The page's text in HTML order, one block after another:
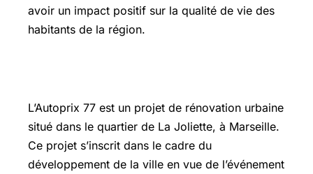
avoir un impact positif sur la qualité de vie des
habitants de la région.
L’Autoprix 77 est un projet de rénovation urbaine
situé dans le quartier de La Joliette, à Marseille.
Ce projet s’inscrit dans le cadre du
développement de la ville en vue de l’événement